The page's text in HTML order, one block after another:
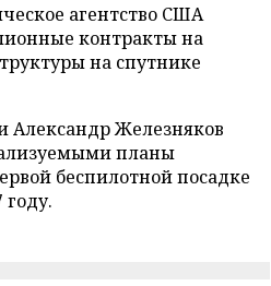
агентство США
контракты на
на спутнике
Александр Железняков
планы
беспилотной посадке
году.